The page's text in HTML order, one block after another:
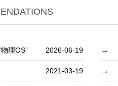
理OS” 2026-06-19
2021-03-19